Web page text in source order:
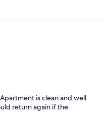
is clean and well
return again if the